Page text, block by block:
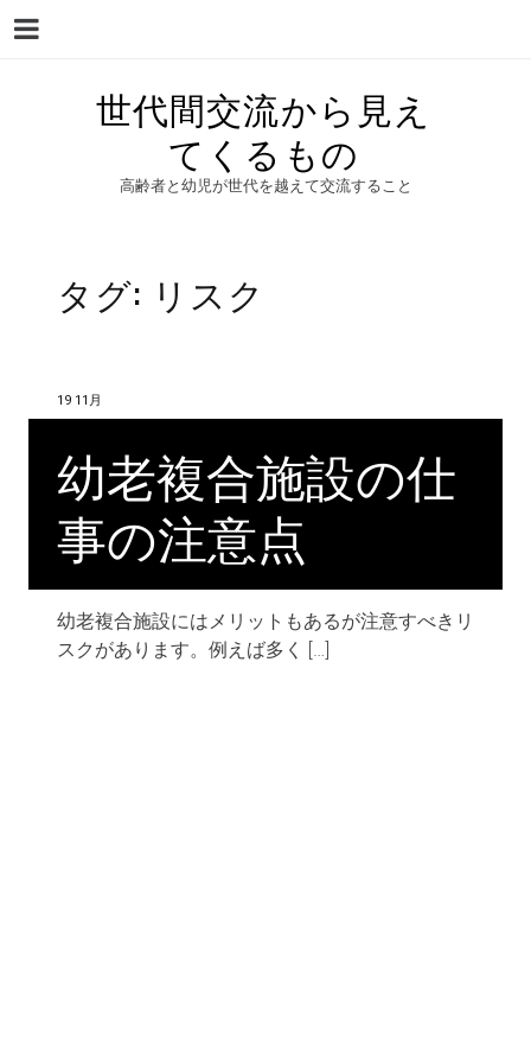
世代間交流から見え
てくるもの
高齢者と幼児が世代を越えて交流すること
タグ: リスク
19 11月
幼老複合施設の仕
事の注意点
幼老複合施設にはメリットもあるが注意すべきリ
スクがあります。例えば多く […]
Menu